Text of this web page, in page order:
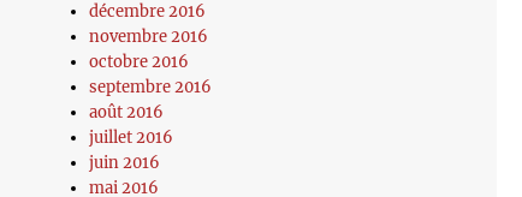
décembre 2016
novembre 2016
octobre 2016
septembre 2016
août 2016
juillet 2016
juin 2016
mai 2016